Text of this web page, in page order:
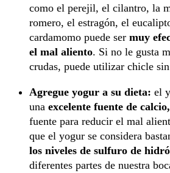
como el perejil, el cilantro, la
romero, el estragón, el
cardamomo puede ser muy
el mal aliento. Si no le gusta
crudas, puede utilizar chicle
Agregue yogur a su dieta: el
una excelente fuente de calcio,
fuente para reducir el mal
que el yogur se considera
los niveles de sulfuro de
diferentes partes de nuestra